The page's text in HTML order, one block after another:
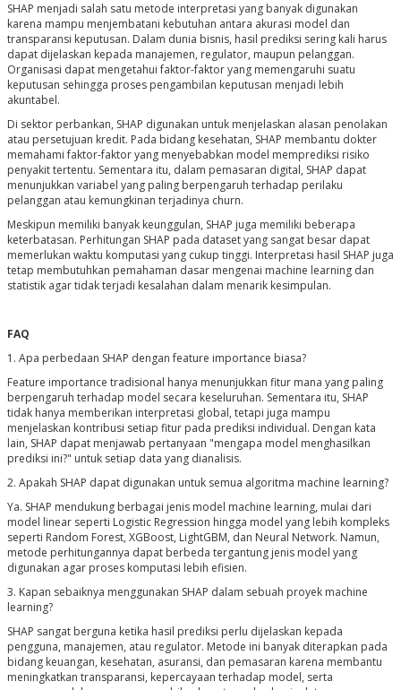
SHAP menjadi salah satu metode interpretasi yang banyak digunakan
karena mampu menjembatani kebutuhan antara akurasi model dan
transparansi keputusan. Dalam dunia bisnis, hasil prediksi sering kali harus
dapat dijelaskan kepada manajemen, regulator, maupun pelanggan.
Organisasi dapat mengetahui faktor-faktor yang memengaruhi suatu
keputusan sehingga proses pengambilan keputusan menjadi lebih
akuntabel.
Di sektor perbankan, SHAP digunakan untuk menjelaskan alasan penolakan
atau persetujuan kredit. Pada bidang kesehatan, SHAP membantu dokter
memahami faktor-faktor yang menyebabkan model memprediksi risiko
penyakit tertentu. Sementara itu, dalam pemasaran digital, SHAP dapat
menunjukkan variabel yang paling berpengaruh terhadap perilaku
pelanggan atau kemungkinan terjadinya churn.
Meskipun memiliki banyak keunggulan, SHAP juga memiliki beberapa
keterbatasan. Perhitungan SHAP pada dataset yang sangat besar dapat
memerlukan waktu komputasi yang cukup tinggi. Interpretasi hasil SHAP juga
tetap membutuhkan pemahaman dasar mengenai machine learning dan
statistik agar tidak terjadi kesalahan dalam menarik kesimpulan.
FAQ
1. Apa perbedaan SHAP dengan feature importance biasa?
Feature importance tradisional hanya menunjukkan fitur mana yang paling
berpengaruh terhadap model secara keseluruhan. Sementara itu, SHAP
tidak hanya memberikan interpretasi global, tetapi juga mampu
menjelaskan kontribusi setiap fitur pada prediksi individual. Dengan kata
lain, SHAP dapat menjawab pertanyaan "mengapa model menghasilkan
prediksi ini?" untuk setiap data yang dianalisis.
2. Apakah SHAP dapat digunakan untuk semua algoritma machine learning?
Ya. SHAP mendukung berbagai jenis model machine learning, mulai dari
model linear seperti Logistic Regression hingga model yang lebih kompleks
seperti Random Forest, XGBoost, LightGBM, dan Neural Network. Namun,
metode perhitungannya dapat berbeda tergantung jenis model yang
digunakan agar proses komputasi lebih efisien.
3. Kapan sebaiknya menggunakan SHAP dalam sebuah proyek machine
learning?
SHAP sangat berguna ketika hasil prediksi perlu dijelaskan kepada
pengguna, manajemen, atau regulator. Metode ini banyak diterapkan pada
bidang keuangan, kesehatan, asuransi, dan pemasaran karena membantu
meningkatkan transparansi, kepercayaan terhadap model, serta